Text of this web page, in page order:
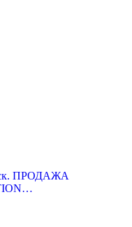
ПРОДАЖА